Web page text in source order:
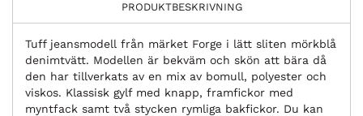
PRODUKTBESKRIVNING
Tuff jeansmodell från märket Forge i lätt sliten mörkblå
denimtvätt. Modellen är bekväm och skön att bära då
den har tillverkats av en mix av bomull, polyester och
viskos. Klassisk gylf med knapp, framfickor med
myntfack samt två stycken rymliga bakfickor. Du kan